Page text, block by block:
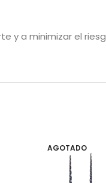
y a minimizar el
AGOTADO